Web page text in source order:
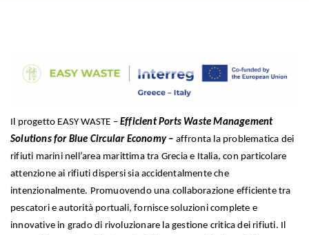
Il progetto EASY WASTE – Efficient Ports Waste Management
Solutions for Blue Circular Economy – affronta la problematica dei
rifiuti marini nell’area marittima tra Grecia e Italia, con particolare
attenzione ai rifiuti dispersi sia accidentalmente che
intenzionalmente. Promuovendo una collaborazione efficiente tra
pescatori e autorità portuali, fornisce soluzioni complete e
innovative in grado di rivoluzionare la gestione critica dei rifiuti. Il